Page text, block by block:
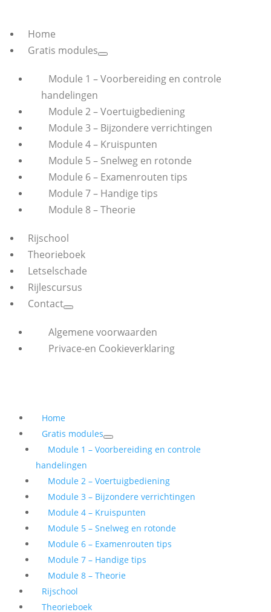
Home
Gratis modules
Module 1 – Voorbereiding en controle
handelingen
Module 2 – Voertuigbediening
Module 3 – Bijzondere verrichtingen
Module 4 – Kruispunten
Module 5 – Snelweg en rotonde
Module 6 – Examenrouten tips
Module 7 – Handige tips
Module 8 – Theorie
Rijschool
Theorieboek
Letselschade
Rijlescursus
Contact
Algemene voorwaarden
Privace-en Cookieverklaring
Home
Gratis modules
Module 1 – Voorbereiding en controle
handelingen
Module 2 – Voertuigbediening
Module 3 – Bijzondere verrichtingen
Module 4 – Kruispunten
Module 5 – Snelweg en rotonde
Module 6 – Examenrouten tips
Module 7 – Handige tips
Module 8 – Theorie
Rijschool
Theorieboek